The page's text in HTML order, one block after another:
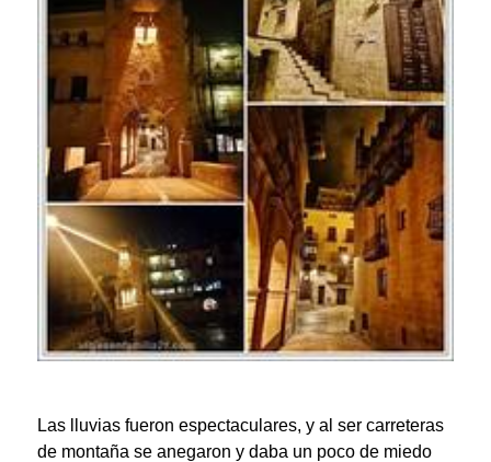
Las lluvias fueron espectaculares, y al ser carreteras
de montaña se anegaron y daba un poco de miedo